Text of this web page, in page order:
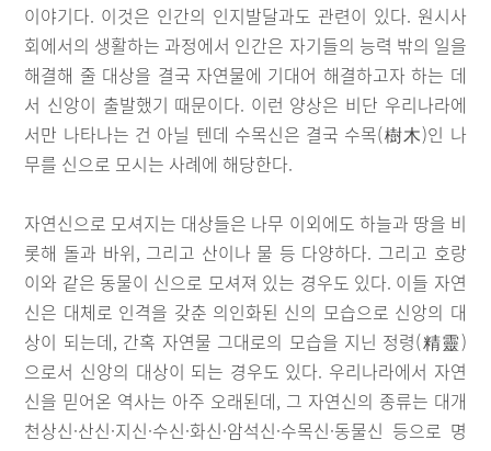
이야기다. 이것은 인간의 인지발달과도 관련이 있다. 원시사
회에서의 생활하는 과정에서 인간은 자기들의 능력 밖의 일을
해결해 줄 대상을 결국 자연물에 기대어 해결하고자 하는 데
서 신앙이 출발했기 때문이다. 이런 양상은 비단 우리나라에
서만 나타나는 건 아닐 텐데 수목신은 결국 수목(樹木)인 나
무를 신으로 모시는 사례에 해당한다.
자연신으로 모셔지는 대상들은 나무 이외에도 하늘과 땅을 비
롯해 돌과 바위, 그리고 산이나 물 등 다양하다. 그리고 호랑
이와 같은 동물이 신으로 모셔져 있는 경우도 있다. 이들 자연
신은 대체로 인격을 갖춘 의인화된 신의 모습으로 신앙의 대
상이 되는데, 간혹 자연물 그대로의 모습을 지닌 정령(精靈)
으로서 신앙의 대상이 되는 경우도 있다. 우리나라에서 자연
신을 믿어온 역사는 아주 오래된데, 그 자연신의 종류는 대개
천상신·산신·지신·수신·화신·암석신·수목신·동물신 등으로 명